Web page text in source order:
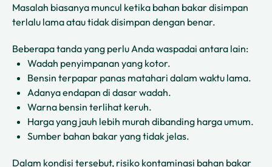
Masalah biasanya muncul ketika bahan bakar disimpan
terlalu lama atau tidak disimpan dengan benar.
Beberapa tanda yang perlu Anda waspadai antara lain:
Wadah penyimpanan yang kotor.
Bensin terpapar panas matahari dalam waktu lama.
Adanya endapan di dasar wadah.
Warna bensin terlihat keruh.
Harga yang jauh lebih murah dibanding harga umum.
Sumber bahan bakar yang tidak jelas.
Dalam kondisi tersebut, risiko kontaminasi bahan bakar